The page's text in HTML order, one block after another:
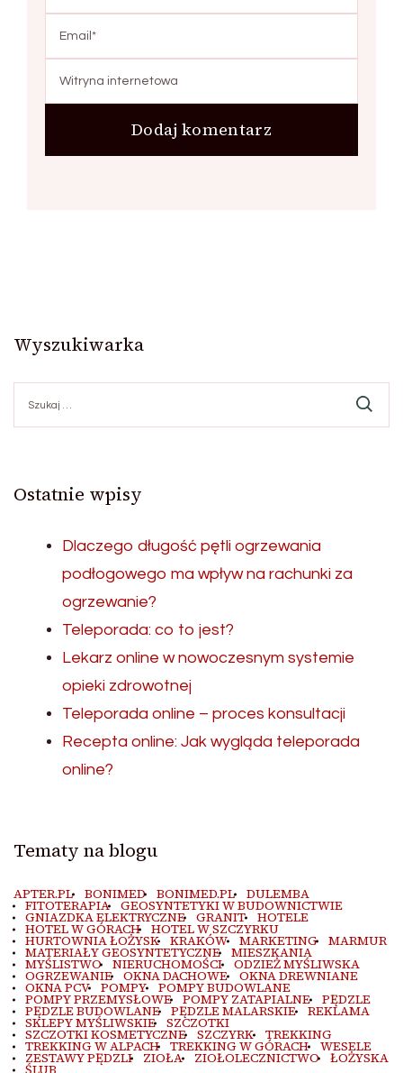
Wyszukiwarka
Ostatnie wpisy
Dlaczego długość pętli ogrzewania
podłogowego ma wpływ na rachunki za
ogrzewanie?
Teleporada: co to jest?
Lekarz online w nowoczesnym systemie
opieki zdrowotnej
Teleporada online – proces konsultacji
Recepta online: Jak wygląda teleporada
online?
Tematy na blogu
APTER.PL BONIMED BONIMED.PL DULEMBA
FITOTERAPIA GEOSYNTETYKI W BUDOWNICTWIE
GNIAZDKA ELEKTRYCZNE GRANIT HOTELE
HOTEL W GÓRACH HOTEL W SZCZYRKU
HURTOWNIA ŁOŻYSK KRAKÓW MARKETING MARMUR
MATERIAŁY GEOSYNTETYCZNE MIESZKANIA
MYŚLISTWO NIERUCHOMOŚCI ODZIEŻ MYŚLIWSKA
OGRZEWANIE OKNA DACHOWE OKNA DREWNIANE
OKNA PCV POMPY POMPY BUDOWLANE
POMPY PRZEMYSŁOWE POMPY ZATAPIALNE PĘDZLE
PĘDZLE BUDOWLANE PĘDZLE MALARSKIE REKLAMA
SKLEPY MYŚLIWSKIE SZCZOTKI
SZCZOTKI KOSMETYCZNE SZCZYRK TREKKING
TREKKING W ALPACH TREKKING W GÓRACH WESELE
ZESTAWY PĘDZLI ZIOŁA ZIOŁOLECZNICTWO ŁOŻYSKA